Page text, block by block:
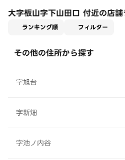
大字板山字下山田口 付近の店
ランキング順 フィルター
その他の住所から探す
字旭台
字新畑
字池ノ内谷